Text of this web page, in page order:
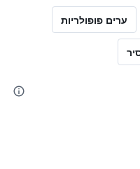
ערים פופולריות